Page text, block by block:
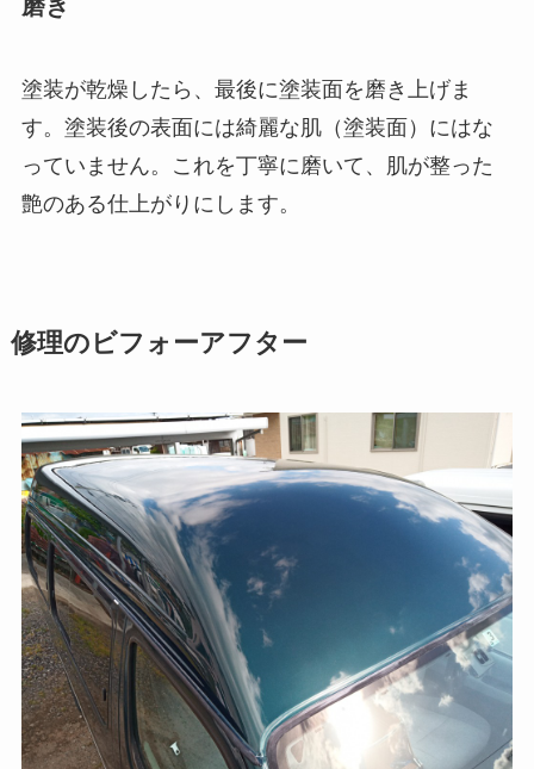
磨き
塗装が乾燥したら、最後に塗装面を磨き上げま
す。塗装後の表面には綺麗な肌（塗装面）にはな
っていません。これを丁寧に磨いて、肌が整った
艶のある仕上がりにします。
修理のビフォーアフター